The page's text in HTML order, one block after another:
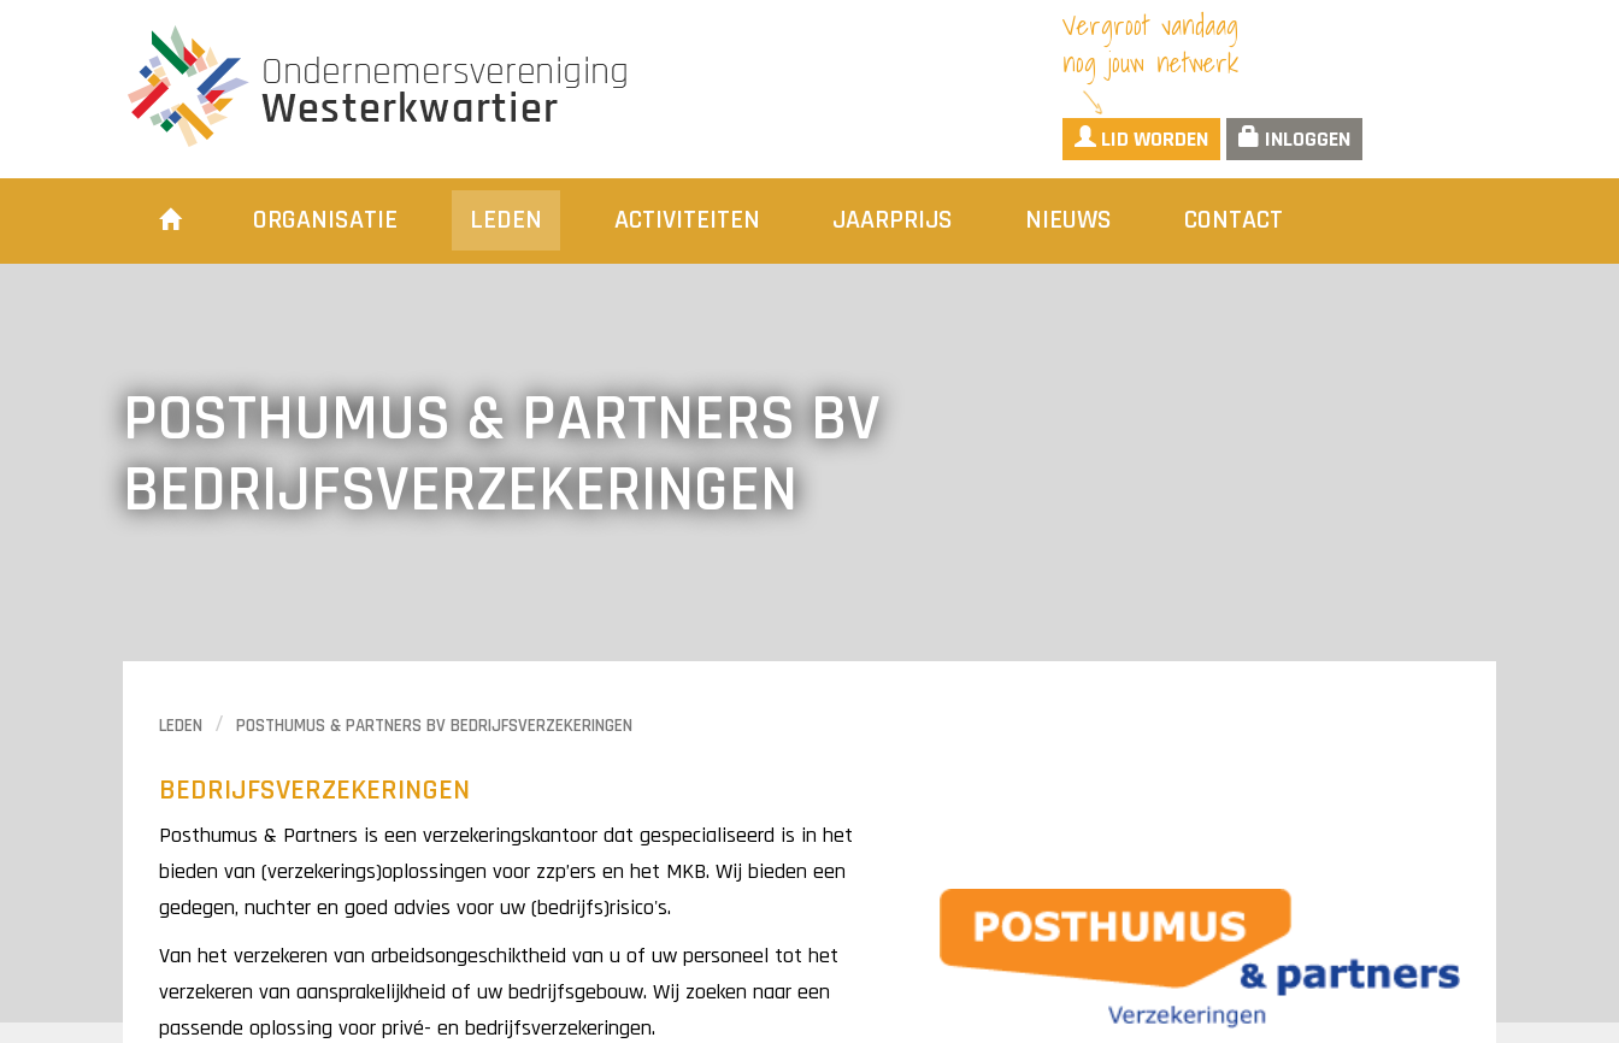
Vergroot vandaag
nog jouw netwerk
LID WORDEN INLOGGEN
ORGANISATIE LEDEN ACTIVITEITEN JAARPRIJS NIEUWS CONTACT
POSTHUMUS & PARTNERS BV
BEDRIJFSVERZEKERINGEN
LEDEN POSTHUMUS & PARTNERS BV BEDRIJFSVERZEKERINGEN
BEDRIJFSVERZEKERINGEN
Posthumus & Partners is een verzekeringskantoor dat gespecialiseerd is in het
bieden van (verzekerings)oplossingen voor zzp’ers en het MKB. Wij bieden een
gedegen, nuchter en goed advies voor uw (bedrijfs)risico's.
Van het verzekeren van arbeidsongeschiktheid van u of uw personeel tot het
verzekeren van aansprakelijkheid of uw bedrijfsgebouw. Wij zoeken naar een
passende oplossing voor privé- en bedrijfsverzekeringen.